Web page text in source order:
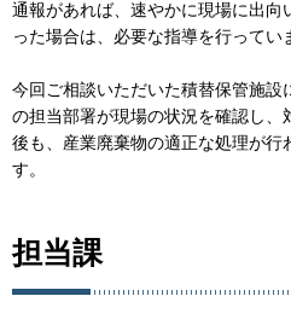
通報があれば、速やかに現場に出向
った場合は、必要な指導を行ってい
今回ご相談いただいた積替保管施
の担当部署が現場の状況を確認し、
後も、産業廃棄物の適正な処理が行
す。
担当課